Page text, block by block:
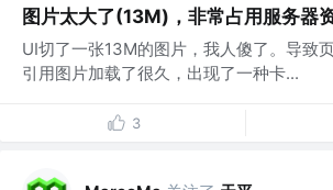
图片太大了(13M)，非常占用服务器
UI切了一张13M的图片，我人傻了。导致
引用图片加载了很久，出现了一种卡...
3